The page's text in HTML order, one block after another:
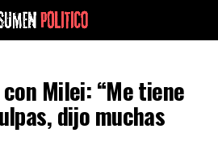
Milei: “Me tiene
dijo muchas